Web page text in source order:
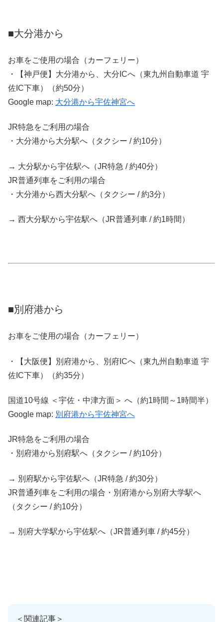
■大分港から
お車をご使用の場合（カーフェリー）
・【神戸便】大分港から、大分ICへ（東九州自動車道 宇
佐IC下車）（約50分）
Google map: 大分港から宇佐神宮へ
JR特急をご利用の場合
・大分港から大分駅へ（タクシー / 約10分）
→ 大分駅から宇佐駅へ（JR特急 / 約40分）
JR普通列車をご利用の場合
・大分港から西大分駅へ（タクシー / 約3分）
→ 西大分駅から宇佐駅へ（JR普通列車 / 約1時間）
■別府港から
お車をご使用の場合（カーフェリー）
・【大阪便】別府港から、別府ICへ（東九州自動車道 宇
佐IC下車）（約35分）
国道10号線 ＜宇佐・中津方面＞ へ（約1時間～1時間半）
Google map: 別府港から宇佐神宮へ
JR特急をご利用の場合
・別府港から別府駅へ（タクシー / 約10分）
→ 別府駅から宇佐駅へ（JR特急 / 約30分）
JR普通列車をご利用の場合・別府港から別府大学駅へ
（タクシー / 約10分）
→ 別府大学駅から宇佐駅へ（JR普通列車 / 約45分）
＜関連記事＞